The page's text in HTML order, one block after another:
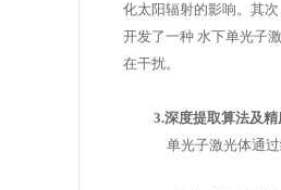
化太阳辐射的影响。其
开发了一种 水下单光子
在干扰。
3.深度提取算法及
单光子激光体通过